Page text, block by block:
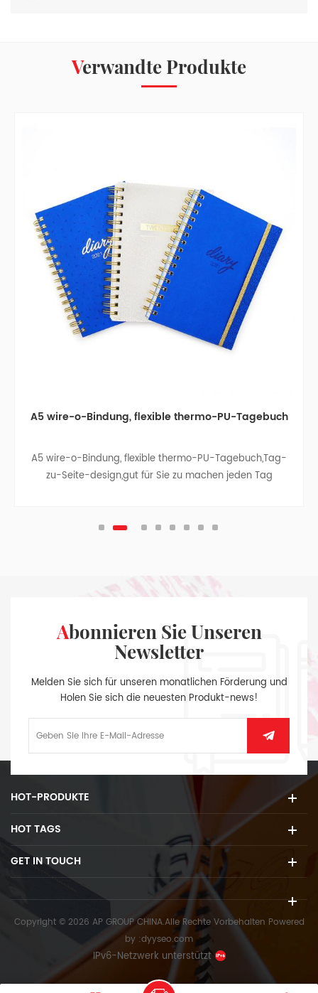
Verwandte Produkte
A5 wire-o-Bindung, flexible thermo-PU-Tagebuch
A5 wire-o-Bindung, flexible thermo-PU-Tagebuch,Tag-
zu-Seite-design,gut für Sie zu machen jeden Tag
Abonnieren Sie Unseren
Newsletter
Melden Sie sich für unseren monatlichen Förderung und
Holen Sie sich die neuesten Produkt-news!
HOT-PRODUKTE
HOT TAGS
GET IN TOUCH
Copyright © 2026 AP GROUP CHINA.Alle Rechte Vorbehalten Powered
by :dyyseo.com
IPv6-Netzwerk unterstützt